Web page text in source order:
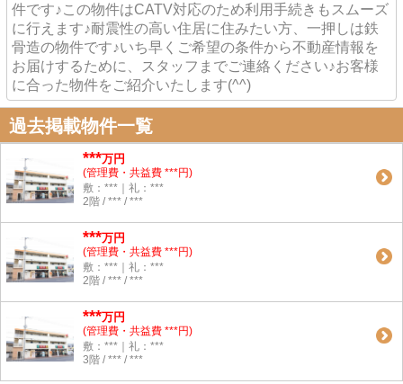
件です♪この物件はCATV対応のため利用手続きもスムーズ
に行えます♪耐震性の高い住居に住みたい方、一押しは鉄
骨造の物件です♪いち早くご希望の条件から不動産情報を
お届けするために、スタッフまでご連絡ください♪お客様
に合った物件をご紹介いたします(^^)
過去掲載物件一覧
***万円
(管理費・共益費 ***円)
敷：***｜礼：***
2階 / *** / ***
***万円
(管理費・共益費 ***円)
敷：***｜礼：***
2階 / *** / ***
***万円
(管理費・共益費 ***円)
敷：***｜礼：***
3階 / *** / ***